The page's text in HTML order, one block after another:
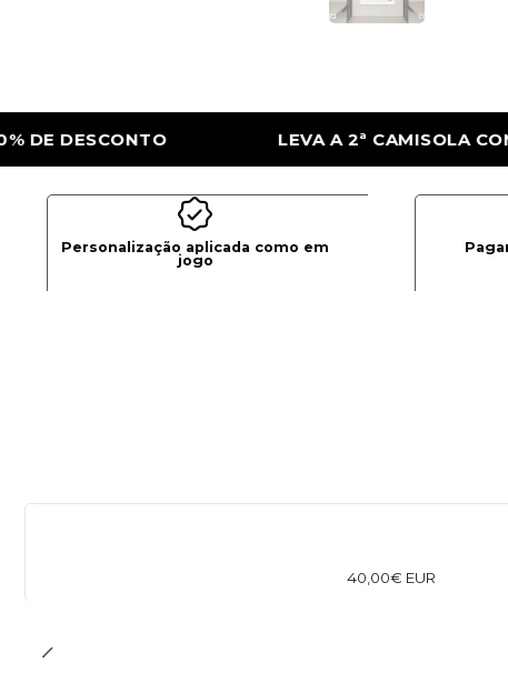
CAMISOLA COM 50% DE DESCONTO
Personalização aplicada como em
jogo
40,00€ EUR